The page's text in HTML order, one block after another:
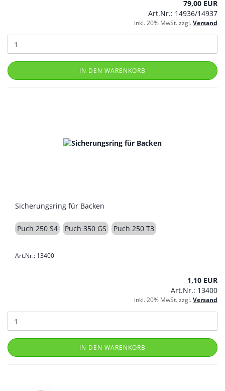
79,00 EUR
Art.Nr.: 14936/14937
inkl. 20% MwSt. zzgl.Versand
IN DEN WARENKORB
Sicherungsring für Backen
Puch 250 S4 Puch 350 GS Puch 250 T3
Art.Nr.: 13400
1,10 EUR
Art.Nr.: 13400
inkl. 20% MwSt. zzgl.Versand
IN DEN WARENKORB